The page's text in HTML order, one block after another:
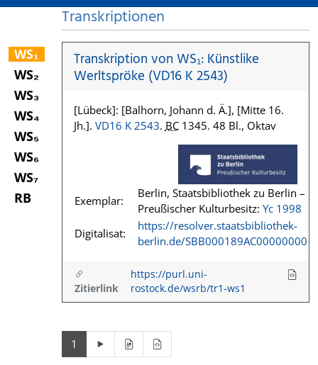
WS₁
WS₂
WS₃
WS₄
WS₅
WS₆
WS₇
RB
Transkriptionen
Transkription von WS₁: Künstlike
Werltspröke (VD16 K 2543)
[Lübeck]: [Balhorn, Johann d. Ä.], [Mitte 16.
Jh.]. VD16 K 2543. BC1345. 48 Bl., Oktav
Exemplar:
Berlin, Staatsbibliothek zu Berlin –
Preußischer Kulturbesitz: Yc 1998
Digitalisat:
https://resolver.staatsbibliothek-
berlin.de/SBB000189AC00000000
Zitierlink
https://purl.uni-
rostock.de/wsrb/tr1-ws1
1